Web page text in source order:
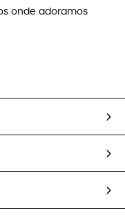
onde adoramos